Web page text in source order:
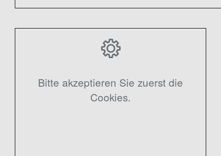
Bitte akzeptieren Sie zuerst die
Cookies.